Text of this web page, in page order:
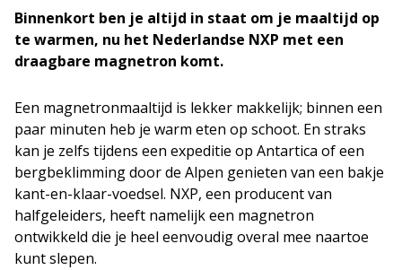
Binnenkort ben je altijd in staat om je maaltijd op
te warmen, nu het Nederlandse NXP met een
draagbare magnetron komt.
Een magnetronmaaltijd is lekker makkelijk; binnen een
paar minuten heb je warm eten op schoot. En straks
kan je zelfs tijdens een expeditie op Antartica of een
bergbeklimming door de Alpen genieten van een bakje
kant-en-klaar-voedsel. NXP, een producent van
halfgeleiders, heeft namelijk een magnetron
ontwikkeld die je heel eenvoudig overal mee naartoe
kunt slepen.